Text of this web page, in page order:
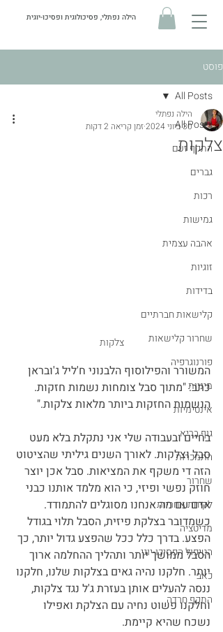
הילה נפתלי, פסיכולוגית ופסיכו-יוגית
פוסט
All Posts
התקף זעם
גברים
רכות
גמישות
אהבה עצמית
זוגיות
בדידות
קלישאות חברתיים
שחרור קלישאות
פורנוגרפיה
מיניות
אינטימיות
גוף בריא
התמכרות
שחרור
לקיחת אחריות
מדיטציה
הטיפול הפסיכו-יוגי
כאב
התקף חרדה
All Posts
צלקות
הילה נפתלי
30 ביוני 2024
זמן קריאה 2 דקות
צלקות
המשורר והפילוסוף הלבנוני ח'ליל ג'ובראן
כתב: "מתוך סבל צומחות נשמות חזקות.
הנשמות החזקות ביותר מלאות צלקות."
בחיים ובעבודה שלי אני נתקלת בלא מעט
סבל וצלקות. לאורך השנים גיליתי שהציטוט
הזה די משקף את המציאות. סבל אכן יוצר
חוזק נפשי ופיזי, כי הוא מלמד אותנו כבני
אדם עם מה אנחנו מסוגלים להתמודד.
כשמדובר בצלקת פיזית, הסבל תלוי בגודל
הפצע. בדרך כלל ככל שהפצע גדול יותר, כך
הסבל ממושך יותר ותהליך ההחלמה ארוך
יותר. חלקנו נהיה גאים בצלקות שלנו, חלקנו
ננסה להעלים אותן בעזרת ג'ל נגד צלקות,
וחלקנו פשוט נחיה עם הצלקת ואפילו
נשכח שהיא קיימת.